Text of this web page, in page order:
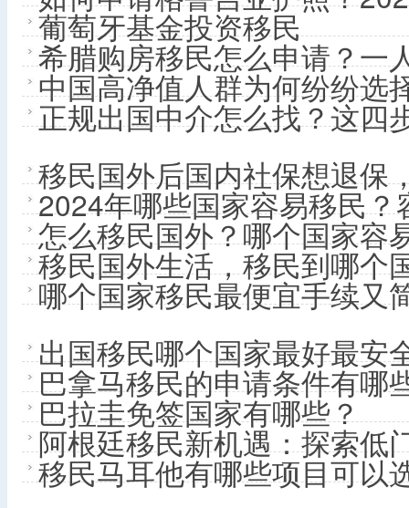
葡萄牙基金投资移民
希腊购房移民怎么申请？一
中国高净值人群为何纷纷选
正规出国中介怎么找？这四
移民国外后国内社保想退保
2024年哪些国家容易移民
怎么移民国外？哪个国家容
移民国外生活，移民到哪个
哪个国家移民最便宜手续又
出国移民哪个国家最好最安
巴拿马移民的申请条件有哪
巴拉圭免签国家有哪些？
阿根廷移民新机遇：探索低
移民马耳他有哪些项目可以